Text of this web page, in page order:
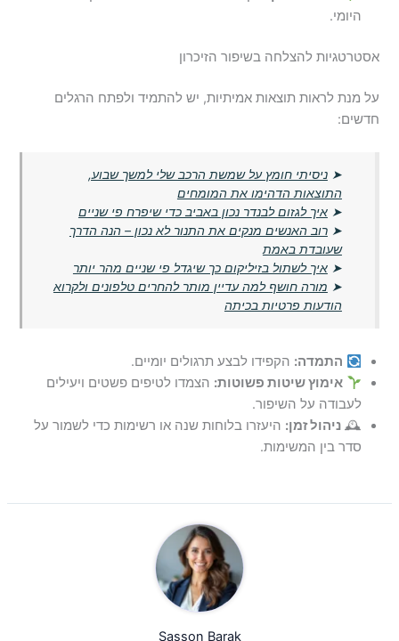
היומי.
אסטרטגיות להצלחה בשיפור הזיכרון
על מנת לראות תוצאות אמיתיות, יש להתמיד ולפתח הרגלים
חדשים:
➤ניסיתי חומץ על שמשת הרכב שלי למשך שבוע,
התוצאות הדהימו את המומחים
➤איך לגזום לבנדר נכון באביב כדי שיפרח פי שניים
➤רוב האנשים מנקים את התנור לא נכון – הנה הדרך
שעובדת באמת
➤איך לשתול בזיליקום כך שיגדל פי שניים מהר יותר
➤ מורה חושף למה עדיין מותר להחרים טלפונים ולקרוא
הודעות פרטיות בכיתה
התמדה: הקפידו לבצע תרגולים יומיים.
אימוץ שיטות פשוטות: הצמדו לטיפים פשטים ויעילים
לעבודה על השיפור.
🕰ניהול זמן: היעזרו בלוחות שנה או רשימות כדי לשמור על
סדר בין המשימות.
Sasson Barak